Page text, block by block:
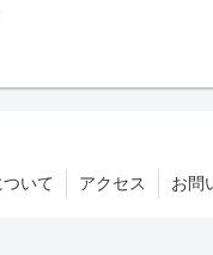
いて アクセス お問